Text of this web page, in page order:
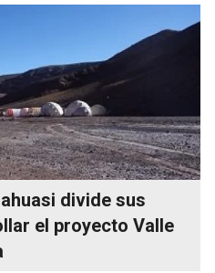
divide sus
el proyecto Valle